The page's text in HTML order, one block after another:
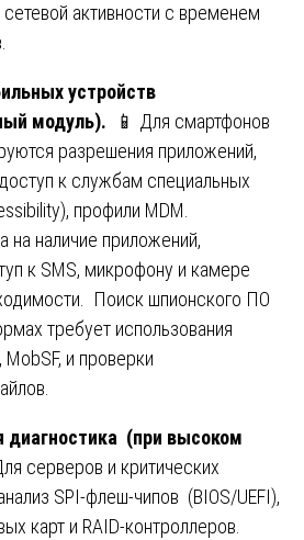
активности с временем
устройств
модуль).
📱 Для смартфонов
разрешения приложений,
к службам специальных
профили MDM.
на наличие приложений,
к SMS, микрофону и камере
Поиск шпионского ПО
требует использования
MobSF, и проверки
диагностика (при высоком
серверов и критических
SPI-флеш-чипов (BIOS/UEFI),
карт и RAID-контроллеров.